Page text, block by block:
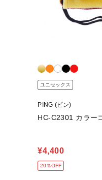
ユニセックス
PING (ピン)
HC-C2301 カラー
¥4,400
20％OFF